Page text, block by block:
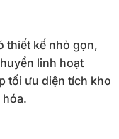
thiết kế nhỏ gọn,
linh hoạt
tối ưu diện tích kho
hóa.